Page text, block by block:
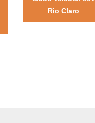
Rio Claro